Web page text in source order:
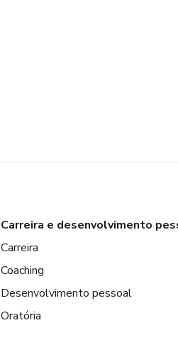
Carreira e desenvolvimento
Carreira
Coaching
Desenvolvimento pessoal
Oratória